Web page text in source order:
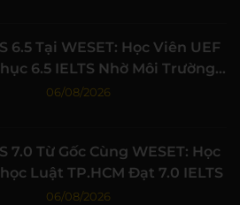
6.5 Tại WESET: Học Viên UEF
6.5 IELTS Nhờ Môi Trường
Học Tập Chất Lượng
06/08/2026
7.0 Từ Gốc Cùng WESET: Học
Luật TP.HCM Đạt 7.0 IELTS
06/08/2026